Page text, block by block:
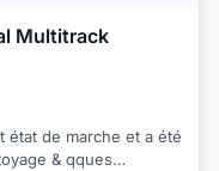
Multitrack